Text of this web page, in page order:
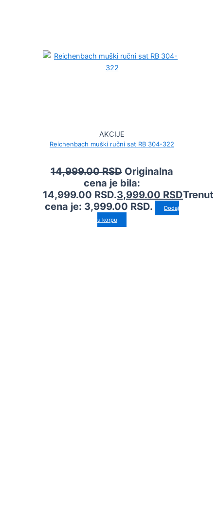
AKCIJE
Reichenbach muški ručni sat RB 304-322
14,999.00RSD Originalna
cena je bila:
14,999.00 RSD.3,999.00 RSD
cena je: 3,999.00 RSD.
Dodaj
u korpu